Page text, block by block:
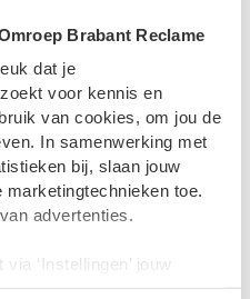
Brabant Reclame
dat je
voor kennis en
van cookies, om jou de
In samenwerking met
bij, slaan jouw
toe.
advertenties.
‘Instellingen’ jouw
worden gebruikt. Door op
medialandschap. Ze